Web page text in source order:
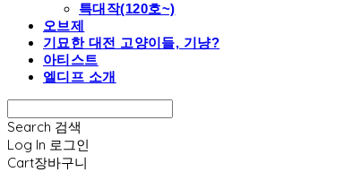
특대작(120호~)
오브제
기묘한 대전 고양이들, 기냥?
아티스트
엘디프 소개
Search 검색
Log In 로그인
Cart장바구니